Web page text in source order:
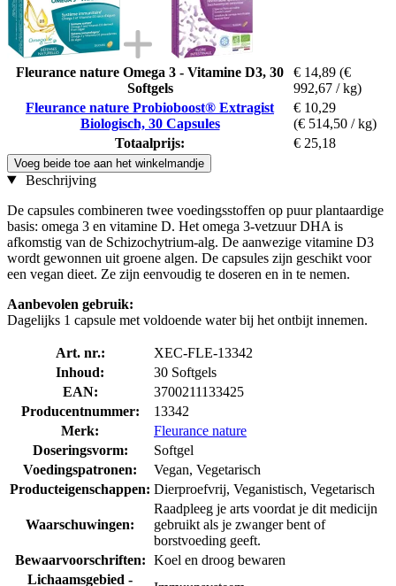
Fleurance nature Omega 3 - Vitamine D3, 30
Softgels
€ 14,89 (€
992,67 / kg)
Fleurance nature Probioboost® Extragist
Biologisch, 30 Capsules
€ 10,29
(€ 514,50 / kg)
Totaalprijs:
€ 25,18
Voeg beide toe aan het winkelmandje
Beschrijving
De capsules combineren twee voedingsstoffen op puur plantaardige
basis: omega 3 en vitamine D. Het omega 3-vetzuur DHA is
afkomstig van de Schizochytrium-alg. De aanwezige vitamine D3
wordt gewonnen uit groene algen. De capsules zijn geschikt voor
een vegan dieet. Ze zijn eenvoudig te doseren en in te nemen.
Aanbevolen gebruik:
Dagelijks 1 capsule met voldoende water bij het ontbijt innemen.
Art. nr.:
XEC-FLE-13342
Inhoud:
30 Softgels
EAN:
3700211133425
Producentnummer:
13342
Merk:
Fleurance nature
Doseringsvorm:
Softgel
Voedingspatronen:
Vegan, Vegetarisch
Producteigenschappen: Dierproefvrij, Veganistisch, Vegetarisch
Waarschuwingen:
Raadpleeg je arts voordat je dit medicijn
gebruikt als je zwanger bent of
borstvoeding geeft.
Bewaarvoorschriften: Koel en droog bewaren
Lichaamsgebied -